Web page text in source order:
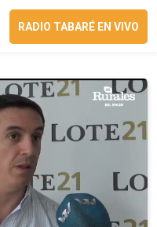
RADIO TABARÉ EN VIVO